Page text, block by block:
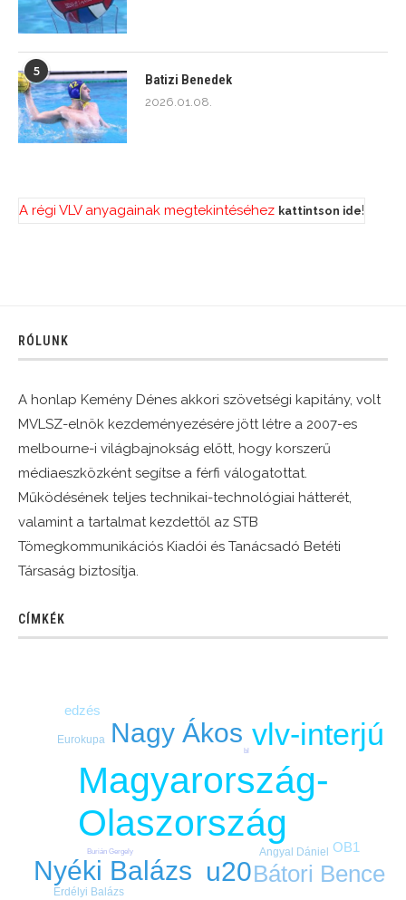
5
Batizi Benedek
2026.01.08.
A régi VLV anyagainak megtekintéséhez kattintson ide!
RÓLUNK
A honlap Kemény Dénes akkori szövetségi kapitány, volt
MVLSZ-elnök kezdeményezésére jött létre a 2007-es
melbourne-i világbajnokság előtt, hogy korszerű
médiaeszközként segítse a férfi válogatottat.
Működésének teljes technikai-technológiai hátterét,
valamint a tartalmat kezdettől az STB
Tömegkommunikációs Kiadói és Tanácsadó Betéti
Társaság biztosítja.
CÍMKÉK
Magyarország-
Olaszország
vlv-interjú
Nagy Ákos
Nyéki Balázs u20Bátori Bence
edzés
OB1
Angyal Dániel
Erdélyi Balázs
Eurokupa
bl
Burián Gergely